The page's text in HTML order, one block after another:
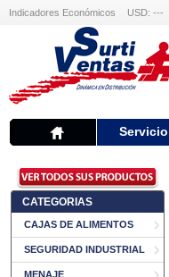
Indicadores Económicos USD: ---
CATEGORIAS
CAJAS DE ALIMENTOS
SEGURIDAD INDUSTRIAL
MENAJE